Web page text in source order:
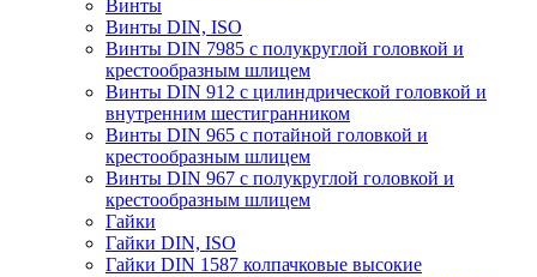
Винты
Винты DIN, ISO
Винты DIN 7985 с полукруглой головкой и
крестообразным шлицем
Винты DIN 912 с цилиндрической головкой и
внутренним шестигранником
Винты DIN 965 с потайной головкой и
крестообразным шлицем
Винты DIN 967 с полукруглой головкой и
крестообразным шлицем
Гайки
Гайки DIN, ISO
Гайки DIN 1587 колпачковые высокие